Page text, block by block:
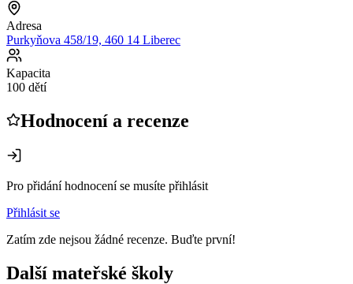
Adresa
Purkyňova 458/19, 460 14 Liberec
Kapacita
100 dětí
Hodnocení a recenze
Pro přidání hodnocení se musíte přihlásit
Přihlásit se
Zatím zde nejsou žádné recenze. Buďte první!
Další mateřské školy